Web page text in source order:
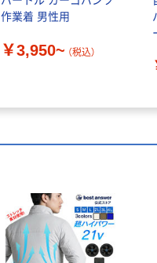
作業着 男性用
￥3,950~ （税込）